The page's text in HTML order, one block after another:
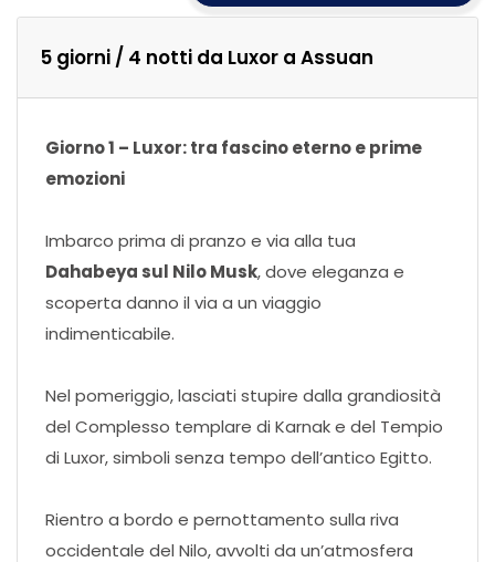
5 giorni / 4 notti da Luxor a Assuan
Giorno 1 – Luxor: tra fascino eterno e prime
emozioni
Imbarco prima di pranzo e via alla tua
Dahabeya sul Nilo Musk, dove eleganza e
scoperta danno il via a un viaggio
indimenticabile.
Nel pomeriggio, lasciati stupire dalla grandiosità
del Complesso templare di Karnak e del Tempio
di Luxor, simboli senza tempo dell’antico Egitto.
Rientro a bordo e pernottamento sulla riva
occidentale del Nilo, avvolti da un’atmosfera